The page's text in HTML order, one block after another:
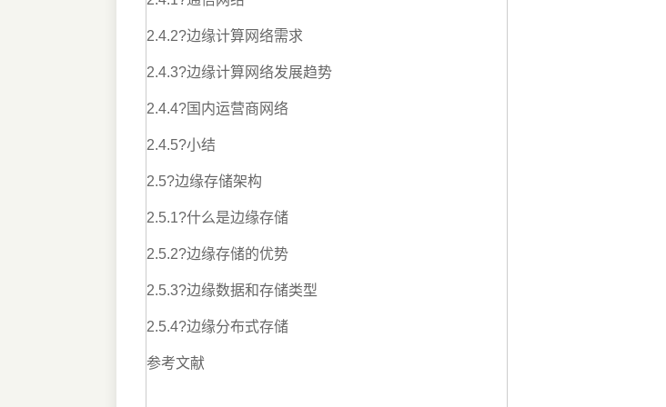
2.4.2?边缘计算网络需求
2.4.3?边缘计算网络发展趋势
2.4.4?国内运营商网络
2.4.5?小结
2.5?边缘存储架构
2.5.1?什么是边缘存储
2.5.2?边缘存储的优势
2.5.3?边缘数据和存储类型
2.5.4?边缘分布式存储
参考文献